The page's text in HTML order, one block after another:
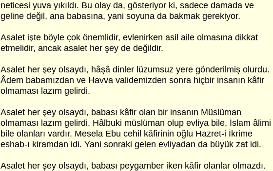
neticesi yuva yıkıldı. Bu olay da, gösteriyor ki, sadece damada ve
geline değil, ana babasına, yani soyuna da bakmak gerekiyor.
Asalet işte böyle çok önemlidir, evlenirken asil aile olmasına dikkat
etmelidir, ancak asalet her şey de değildir.
Asalet her şey olsaydı, hâşâ dinler lüzumsuz yere gönderilmiş olurdu.
Âdem babamızdan ve Havva validemizden sonra hiçbir insanın kâfir
olmaması lazım gelirdi.
Asalet her şey olsaydı, babası kâfir olan bir insanın Müslüman
olmaması lazım gelirdi. Hâlbuki müslüman olup evliya bile, İslam âlimi
bile olanları vardır. Mesela Ebu cehil kâfirinin oğlu Hazret-i İkrime
eshab-ı kiramdan idi. Yani sonraki gelen evliyadan da büyük zat idi.
Asalet her şey olsaydı, babası peygamber iken kâfir olanlar olmazdı.